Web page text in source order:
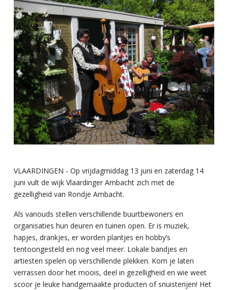
VLAARDINGEN - Op vrijdagmiddag 13 juni en zaterdag 14
juni vult de wijk Vlaardinger Ambacht zich met de
gezelligheid van Rondje Ambacht.
Als vanouds stellen verschillende buurtbewoners en
organisaties hun deuren en tuinen open. Er is muziek,
hapjes, drankjes, er worden plantjes en hobby’s
tentoongesteld en nog veel meer. Lokale bandjes en
artiesten spelen op verschillende plekken. Kom je laten
verrassen door het moois, deel in gezelligheid en wie weet
scoor je leuke handgemaakte producten of snuisterijen! Het